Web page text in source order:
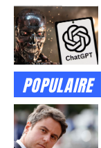
POPULAIRE